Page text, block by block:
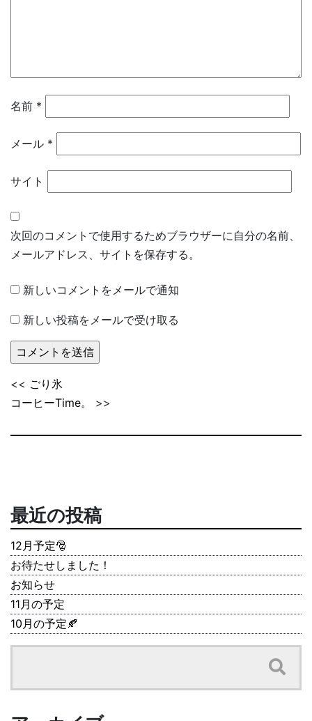
名前 *
メール *
サイト
次回のコメントで使用するためブラウザーに自分の名前、
メールアドレス、サイトを保存する。
新しいコメントをメールで通知
新しい投稿をメールで受け取る
<< ごり氷
コーヒーTime。
>>
最近の投稿
12月予定🎅
お待たせしました！
お知らせ
11月の予定
10月の予定🍂